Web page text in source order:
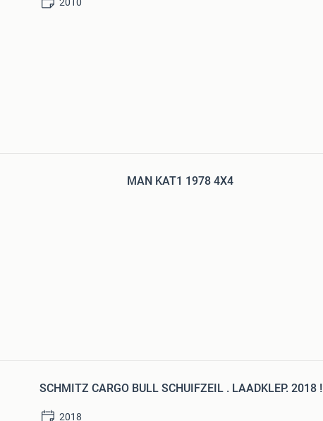
2010
MAN KAT1 1978 4X4
SCHMITZ CARGO BULL SCHUIFZEIL . LAADKLEP. 2018 !
2018